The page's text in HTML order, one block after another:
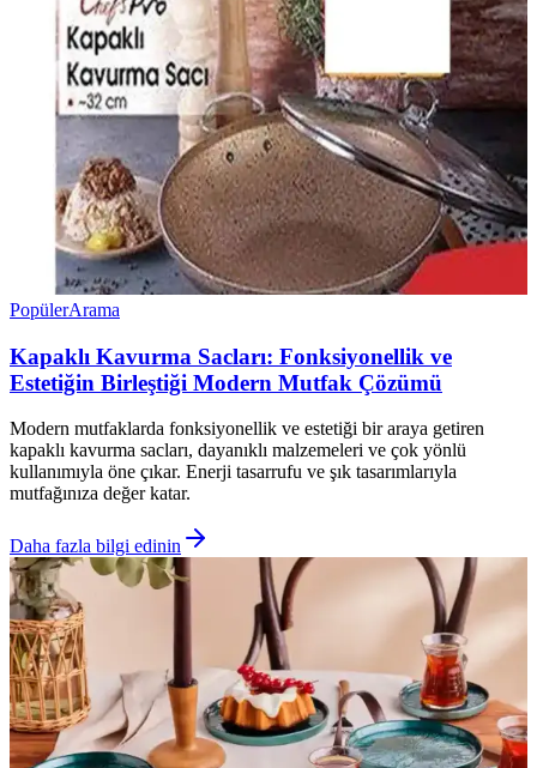
PopülerArama
Kapaklı Kavurma Sacları: Fonksiyonellik ve
Estetiğin Birleştiği Modern Mutfak Çözümü
Modern mutfaklarda fonksiyonellik ve estetiği bir araya getiren
kapaklı kavurma sacları, dayanıklı malzemeleri ve çok yönlü
kullanımıyla öne çıkar. Enerji tasarrufu ve şık tasarımlarıyla
mutfağınıza değer katar.
Daha fazla bilgi edinin